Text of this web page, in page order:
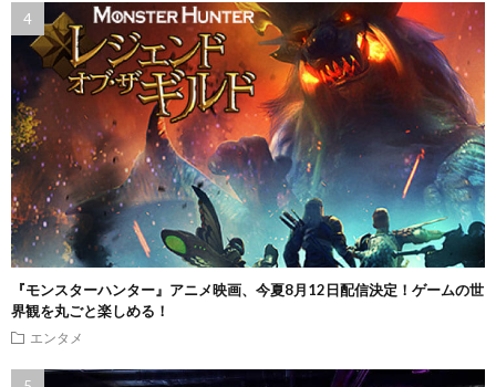
『モンスターハンター』アニメ映画、今夏8月12日配信決定！ゲームの世
界観を丸ごと楽しめる！
エンタメ